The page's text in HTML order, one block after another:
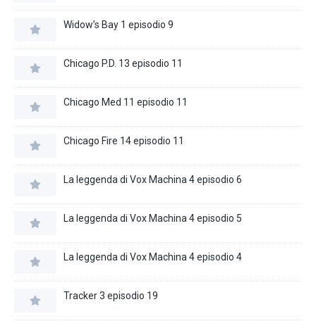
Widow’s Bay 1 episodio 9
Chicago P.D. 13 episodio 11
Chicago Med 11 episodio 11
Chicago Fire 14 episodio 11
La leggenda di Vox Machina 4 episodio 6
La leggenda di Vox Machina 4 episodio 5
La leggenda di Vox Machina 4 episodio 4
Tracker 3 episodio 19